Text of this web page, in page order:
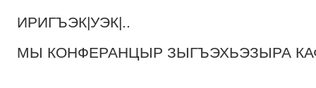
ИРИГЪЭК|УЭК|..
МЫ КОНФЕРАНЦЫР ЗЫГЪЭХЬЭЗЫРА